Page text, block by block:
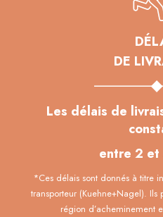
DE
Les délais de
entre 2
*Ces délais sont donnés à titre
transporteur (Kuehne+Nagel). Ils
région d’acheminement